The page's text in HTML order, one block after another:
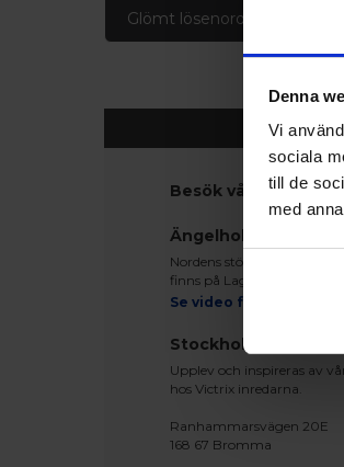
Denna
Vi
sociala
till de
med
Glömt lösenord
Besök våra
Ängelholm
Nordens största
finns på Lagegatan 24 i
Se video från vårt
Stockholm
Upplev och inspireras av
hos Victrix inredarna.
Ranhammarsvägen 20E
168 67 Bromma